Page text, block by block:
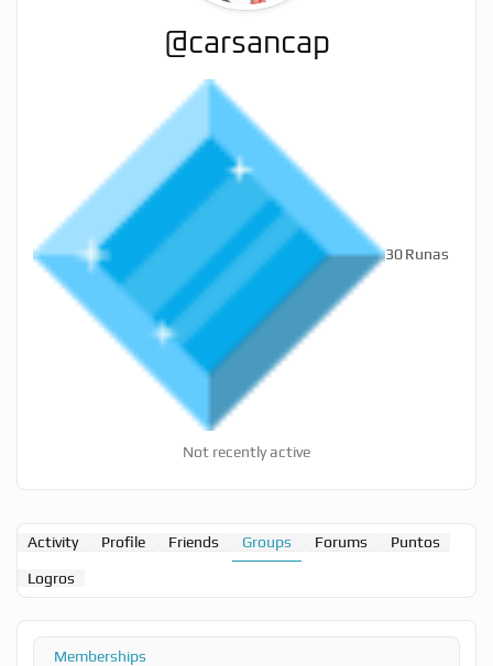
@carsancap
30Runas
Not recently active
Activity Profile Friends Groups Forums Puntos
Logros
Memberships